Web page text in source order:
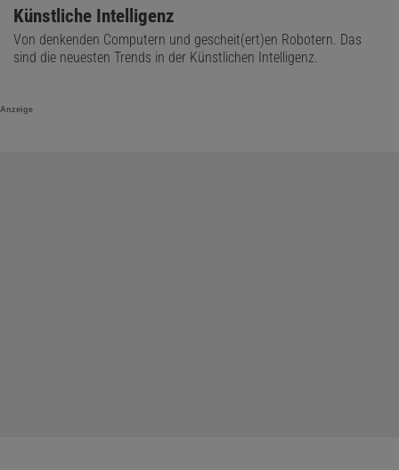
Künstliche Intelligenz
Von denkenden Computern und gescheit(ert)en Robotern. Das
sind die neuesten Trends in der Künstlichen Intelligenz.
Anzeige